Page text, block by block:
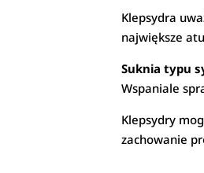
Klepsydra
największe
Suknia typu
Wspaniale
Klepsydry
zachowanie